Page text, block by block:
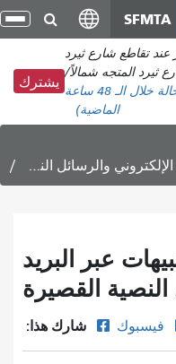
SFMTA
تقاطع شارع ثيرد
ثيرد المتجه شمالاً/
خلال الـ 48 ساعة
الماضية)
يشترك
والرسائل النصية القصيرة
عبر البريد
النصية القصيرة
شارك هذا: فيسبوك